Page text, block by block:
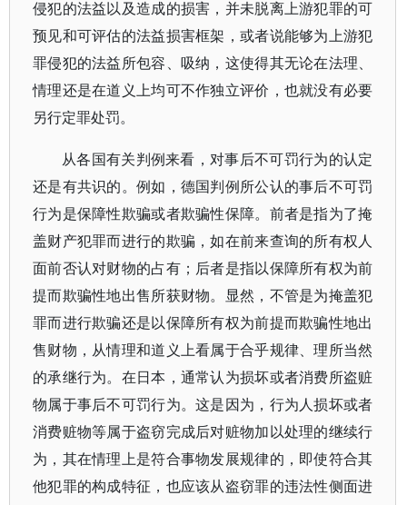
侵犯的法益以及造成的损害，并未脱离上游犯罪的可
预见和可评估的法益损害框架，或者说能够为上游犯
罪侵犯的法益所包容、吸纳，这使得其无论在法理、
情理还是在道义上均可不作独立评价，也就没有必要
另行定罪处罚。
从各国有关判例来看，对事后不可罚行为的认定
还是有共识的。例如，德国判例所公认的事后不可罚
行为是保障性欺骗或者欺骗性保障。前者是指为了掩
盖财产犯罪而进行的欺骗，如在前来查询的所有权人
面前否认对财物的占有；后者是指以保障所有权为前
提而欺骗性地出售所获财物。显然，不管是为掩盖犯
罪而进行欺骗还是以保障所有权为前提而欺骗性地出
售财物，从情理和道义上看属于合乎规律、理所当然
的承继行为。在日本，通常认为损坏或者消费所盗赃
物属于事后不可罚行为。这是因为，行为人损坏或者
消费赃物等属于盗窃完成后对赃物加以处理的继续行
为，其在情理上是符合事物发展规律的，即使符合其
他犯罪的构成特征，也应该从盗窃罪的违法性侧面进